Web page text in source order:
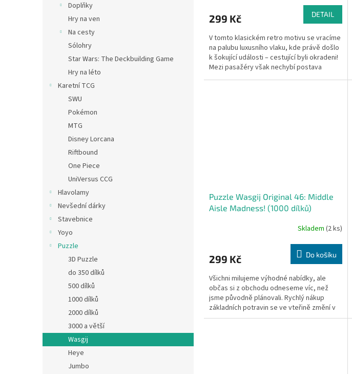
Doplňky
Hry na ven
Na cesty
Sólohry
Star Wars: The Deckbuilding Game
Hry na léto
Karetní TCG
SWU
Pokémon
MTG
Disney Lorcana
Riftbound
One Piece
UniVersus CCG
Hlavolamy
Nevšední dárky
Stavebnice
Yoyo
Puzzle
3D Puzzle
do 350 dílků
500 dílků
1000 dílků
2000 dílků
3000 a větší
Wasgij
Heye
Jumbo
299 Kč DETAIL
V tomto klasickém retro motivu se vracíme
na palubu luxusního vlaku, kde právě došlo
k šokující události – cestující byli okradeni!
Mezi pasažéry však nechybí postava
nápadně...
Puzzle Wasgij Original 46: Middle
Aisle Madness! (1000 dílků)
Skladem (2 ks)
299 Kč Do košíku
Všichni milujeme výhodné nabídky, ale
občas si z obchodu odneseme víc, než
jsme původně plánovali. Rychlý nákup
základních potravin se ve vteřině změní v
totální chaos, jakmile...